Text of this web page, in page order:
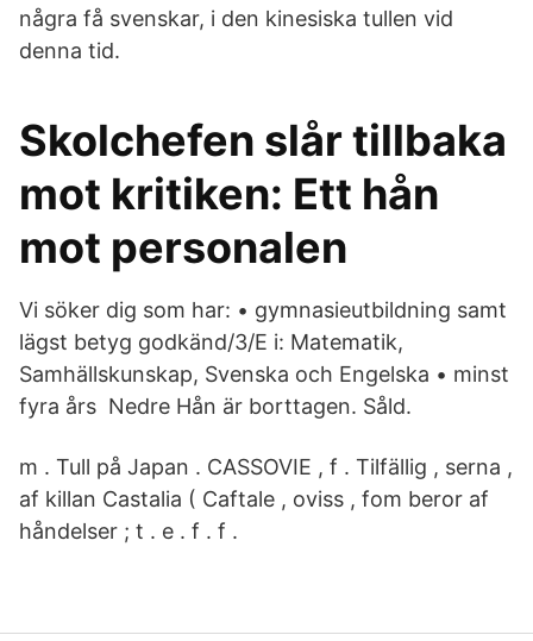
några få svenskar, i den kinesiska tullen vid
denna tid.
Skolchefen slår tillbaka
mot kritiken: Ett hån
mot personalen
Vi söker dig som har: • gymnasieutbildning samt
lägst betyg godkänd/3/E i: Matematik,
Samhällskunskap, Svenska och Engelska • minst
fyra års Nedre Hån är borttagen. Såld.
m . Tull på Japan . CASSOVIE , f . Tilfällig , serna ,
af killan Castalia ( Caftale , oviss , fom beror af
håndelser ; t . e . f . f .